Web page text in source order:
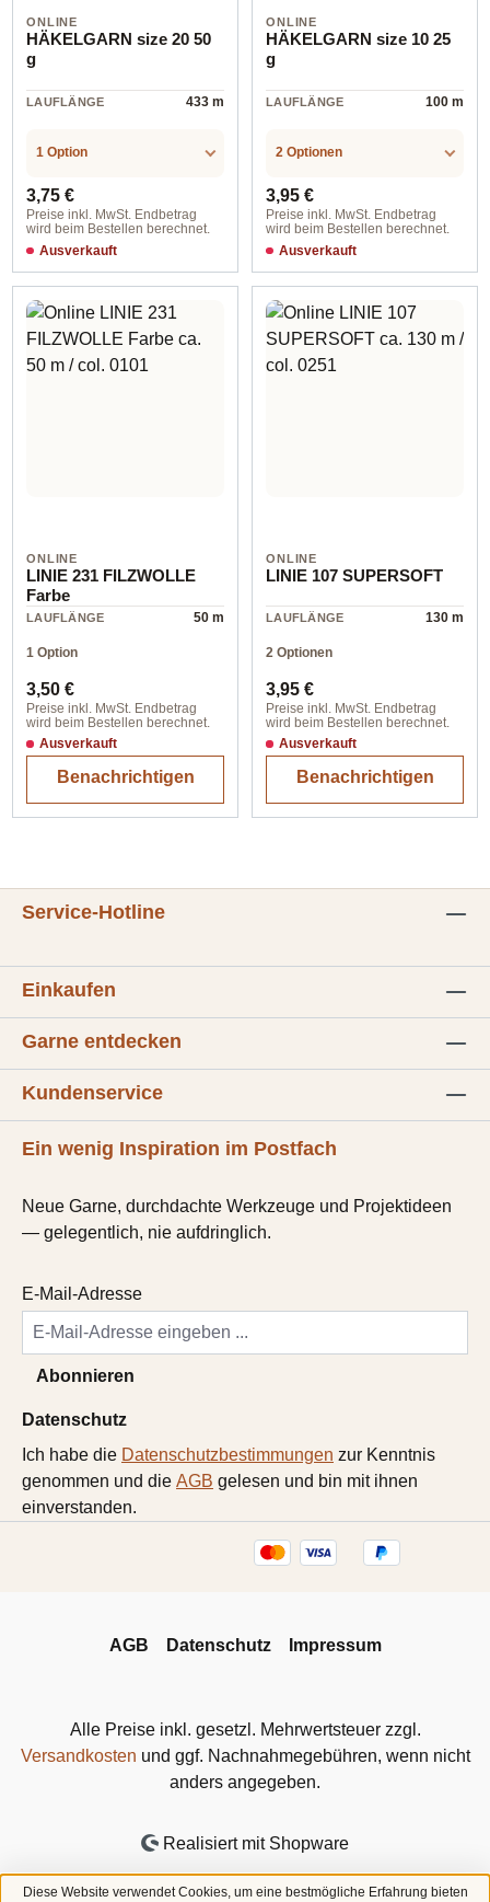
ONLINE
HÄKELGARN size 20 50
g
LAUFLÄNGE 433 m
1 Option
Regulärer Preis:
3,75 €
Preise inkl. MwSt. Endbetrag
wird beim Bestellen berechnet.
Ausverkauft
ONLINE
HÄKELGARN size 10 25
g
LAUFLÄNGE 100 m
2 Optionen
Regulärer Preis:
3,95 €
Preise inkl. MwSt. Endbetrag
wird beim Bestellen berechnet.
Ausverkauft
ONLINE
LINIE 231 FILZWOLLE
Farbe
LAUFLÄNGE 50 m
1 Option
Regulärer Preis:
3,50 €
Preise inkl. MwSt. Endbetrag
wird beim Bestellen berechnet.
Ausverkauft
Benachrichtigen
ONLINE
LINIE 107 SUPERSOFT
LAUFLÄNGE 130 m
2 Optionen
Regulärer Preis:
3,95 €
Preise inkl. MwSt. Endbetrag
wird beim Bestellen berechnet.
Ausverkauft
Benachrichtigen
Service-Hotline
Einkaufen
Garne entdecken
Kundenservice
Ein wenig Inspiration im Postfach
Neue Garne, durchdachte Werkzeuge und Projektideen
— gelegentlich, nie aufdringlich.
E-Mail-Adresse
Abonnieren
Datenschutz
Ich habe die Datenschutzbestimmungen zur Kenntnis
genommen und die AGB gelesen und bin mit ihnen
einverstanden.
AGB Datenschutz Impressum
Alle Preise inkl. gesetzl. Mehrwertsteuer zzgl.
Versandkosten und ggf. Nachnahmegebühren, wenn nicht
anders angegeben.
Realisiert mit Shopware
Diese Website verwendet Cookies, um eine bestmögliche Erfahrung bieten